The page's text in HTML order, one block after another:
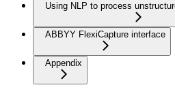
Using NLP to process
ABBYY FlexiCapture interface
Appendix